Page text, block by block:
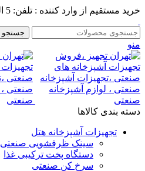
خرید مستقیم از وارد کننده : تلفن: 5 الی 65611793 - ۰۲۱
جستجو
منو
دسته بندی کالاها
تجهیزات آشپزخانه هتل
سینک ظرفشویی صنعتی
دستگاه پخت ترکیبی غذا
سرخ کن صنعتی